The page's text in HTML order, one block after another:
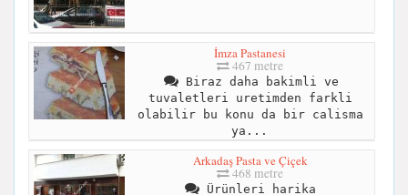
İmza Pastanesi
467 metre
Biraz daha bakimli ve
tuvaletleri uretimden farkli
olabilir bu konu da bir calisma
ya...
Arkadaş Pasta ve Çiçek
468 metre
Ürünleri harika